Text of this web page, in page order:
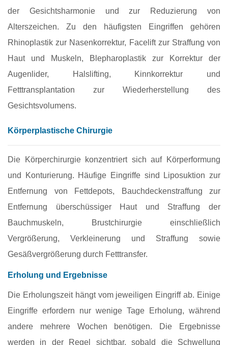
der Gesichtsharmonie und zur Reduzierung von
Alterszeichen. Zu den häufigsten Eingriffen gehören
Rhinoplastik zur Nasenkorrektur, Facelift zur Straffung von
Haut und Muskeln, Blepharoplastik zur Korrektur der
Augenlider, Halslifting, Kinnkorrektur und
Fetttransplantation zur Wiederherstellung des
Gesichtsvolumens.
Körperplastische Chirurgie
Die Körperchirurgie konzentriert sich auf Körperformung
und Konturierung. Häufige Eingriffe sind Liposuktion zur
Entfernung von Fettdepots, Bauchdeckenstraffung zur
Entfernung überschüssiger Haut und Straffung der
Bauchmuskeln, Brustchirurgie einschließlich
Vergrößerung, Verkleinerung und Straffung sowie
Gesäßvergrößerung durch Fetttransfer.
Erholung und Ergebnisse
Die Erholungszeit hängt vom jeweiligen Eingriff ab. Einige
Eingriffe erfordern nur wenige Tage Erholung, während
andere mehrere Wochen benötigen. Die Ergebnisse
werden in der Regel sichtbar, sobald die Schwellung